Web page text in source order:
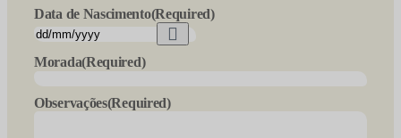
Data de Nascimento(Required)
Morada(Required)
Observações(Required)